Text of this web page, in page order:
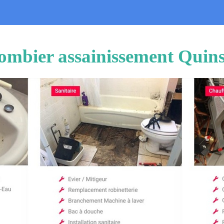
assainissement